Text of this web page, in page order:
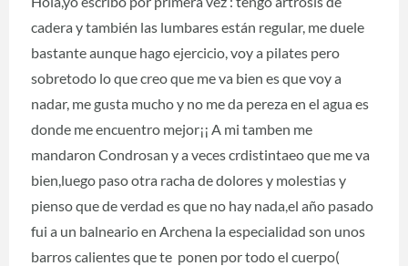
cadera y también las lumbares están regular, me duele
bastante aunque hago ejercicio, voy a pilates pero
sobretodo lo que creo que me va bien es que voy a
nadar, me gusta mucho y no me da pereza en el agua es
donde me encuentro mejor¡¡ A mi tamben me
mandaron Condrosan y a veces crdistintaeo que me va
bien,luego paso otra racha de dolores y molestias y
pienso que de verdad es que no hay nada,el año pasado
fui a un balneario en Archena la especialidad son unos
barros calientes que te ponen por todo el cuerpo(